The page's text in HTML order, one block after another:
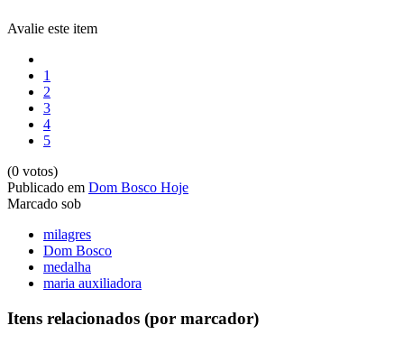
Avalie este item
1
2
3
4
5
(0 votos)
Publicado em Dom Bosco Hoje
Marcado sob
milagres
Dom Bosco
medalha
maria auxiliadora
Itens relacionados (por marcador)